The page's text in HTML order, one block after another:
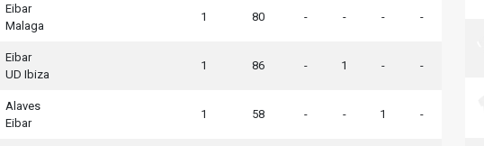
Eibar
Malaga
1 80 - - - -
Eibar
UD Ibiza
1 86 - 1 - -
Alaves
Eibar
1 58 - - 1 -